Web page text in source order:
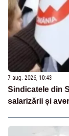
7 aug. 2026, 10:43
Sindicatele din
salarizării și